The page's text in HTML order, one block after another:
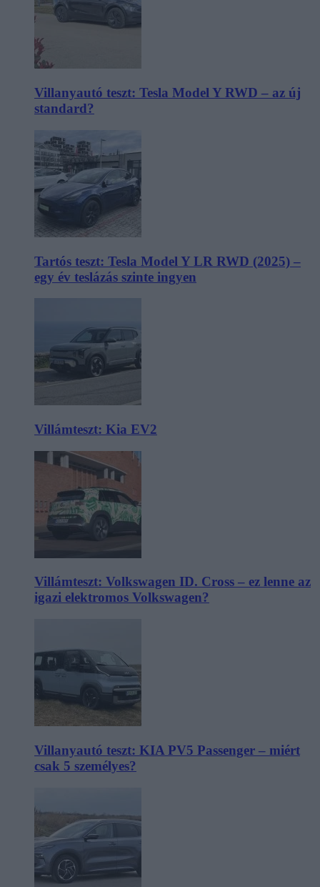
Villanyautó teszt: Tesla Model Y RWD – az új
standard?
Tartós teszt: Tesla Model Y LR RWD (2025) –
egy év teslázás szinte ingyen
Villámteszt: Kia EV2
Villámteszt: Volkswagen ID. Cross – ez lenne az
igazi elektromos Volkswagen?
Villanyautó teszt: KIA PV5 Passenger – miért
csak 5 személyes?